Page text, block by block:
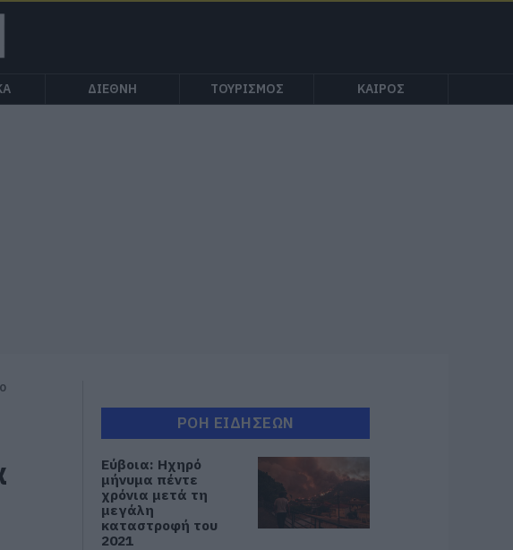
ΔΙΕΘΝΗ ΤΟΥΡΙΣΜΟΣ ΚΑΙΡΟΣ
ΡΟΗ ΕΙΔΗΣΕΩΝ
Εύβοια: Ηχηρό
μήνυμα πέντε
χρόνια μετά τη
μεγάλη
καταστροφή του
2021